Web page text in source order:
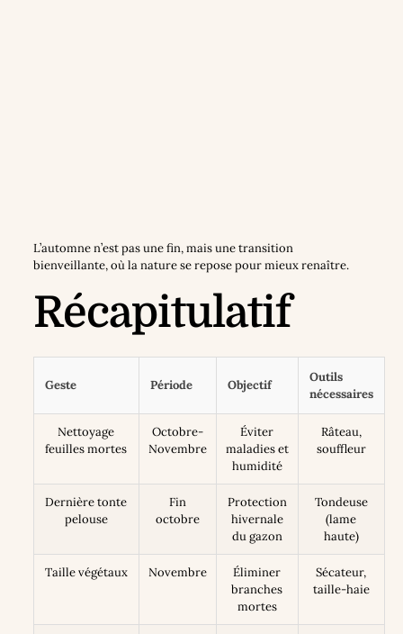
L’automne n’est pas une fin, mais une transition
bienveillante, où la nature se repose pour mieux renaître.
Récapitulatif
Geste Période Objectif
Outils
nécessaires
Nettoyage
feuilles mortes
Octobre-
Novembre
Éviter
maladies et
humidité
Râteau,
souffleur
Dernière tonte
pelouse
Fin
octobre
Protection
hivernale
du gazon
Tondeuse
(lame
haute)
Taille végétaux Novembre
Éliminer
branches
mortes
Sécateur,
taille-haie